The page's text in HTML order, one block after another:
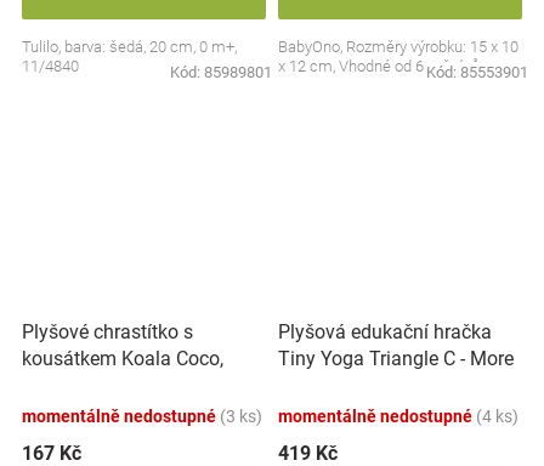
Tulilo, barva: šedá, 20 cm, 0 m+,
11/4840
Kód: 85989801
BabyOno, Rozměry výrobku: 15 x 10
x 12 cm, Vhodné od 6 měsíců
Kód: 85553901
Plyšové chrastítko s
kousátkem Koala Coco,
momentálně nedostupné (3 ks)
167 Kč
Plyšová edukační hračka
Tiny Yoga Triangle C - More
BabyOno
momentálně nedostupné (4 ks)
419 Kč